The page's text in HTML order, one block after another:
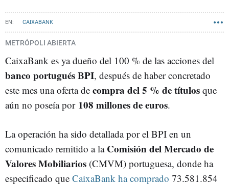
CAIXABANK
METRÓPOLI ABIERTA
CaixaBank es ya dueño del 100 % de las acciones del
banco portugués BPI, después de haber concretado
este mes una oferta de compra del 5 % de títulos que
aún no poseía por 108 millones de euros.
La operación ha sido detallada por el BPI en un
comunicado remitido a la Comisión del Mercado de
Valores Mobiliarios (CMVM) portuguesa, donde ha
especificado que CaixaBank ha comprado 73.581.854